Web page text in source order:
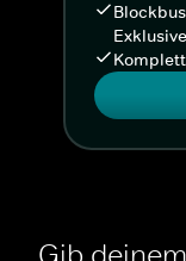
Gib